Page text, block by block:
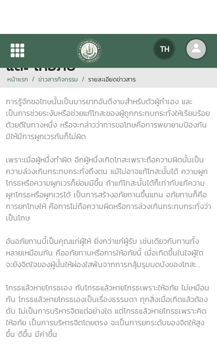
TH
ธรรมะจรรโลงใจ / "การขอโทษ
และ ให้อภัย"
หน้าแรก ข่าวสารกิจกรรม รายละเอียดข่าวสาร
การรู้จักขอโทษนั้นเป็นมารยาทอันดีงามสำหรับตัวผู้ทำเอง และ
เป็นการช่วยระงับหรือช่วยแก้โทสะของผู้ถูกกระทบกระทั่งให้เรียบร้อย
ด้วยดีในทางหนึ่ง หรือจะกล่าวว่าการขอโทษคือการพยายามป้องกัน
มิให้มีการผูกเวรกันก็ไม่ผิด
เพราะเมื่อผู้หนึ่งทำผิด อีกผู้หนึ่งเกิดโทสะเพราะถือความผิดนั้นเป็น
ความล่วงเกินกระทบกระทั่งถึงตน แม้ไม่อาจแก้โทสะนั้นได้ ความผูก
โกรธหรือความผูกเวรก็ย่อมมีขึ้น ถ้าแก้โทสะนั้นได้ก็เท่ากับแก้ความ
ผูกโกรธหรือผูกเวรได้ เป็นการสร้างอภัยทานขึ้นแทน อภัยทานก็คือ
การยกโทษให้ คือการไม่ถือความผิดหรือการล่วงเกินกระทบกระทั่งว่า
เป็นโทษ
อันอภัยทานนี้เป็นคุณแก่ผู้ให้ ยิ่งกว่าแก่ผู้รับ เช่นเดียวกับทานทั้ง
หลายเหมือนกัน คืออภัยทานหรือการให้อภัยนี้ เมื่อเกิดขึ้นในใจผู้ใด
จะยังจิตใจของผู้นั้นให้ผ่องใสพ้นจากการกลุ้มรุมบดบังของโทสะ...
โกรธแล้วหายโกรธเอง กับโกรธแล้วหายโกรธเพราะให้อภัย ไม่เหมือน
กัน โกรธแล้วหายโกรธเองเป็นเรื่องธรรมดา ทุกสิ่งเมื่อเกิดแล้วต้อง
ดับ ไม่เป็นการบริหารจิตแต่อย่างใด แต่โกรธแล้วหายโกรธเพราะคิด
ให้อภัย เป็นการบริหารจิตโดยตรง จะเป็นการยกระดับของจิตให้สูง
ขึ้น ดีขึ้น มีค่าขึ้น